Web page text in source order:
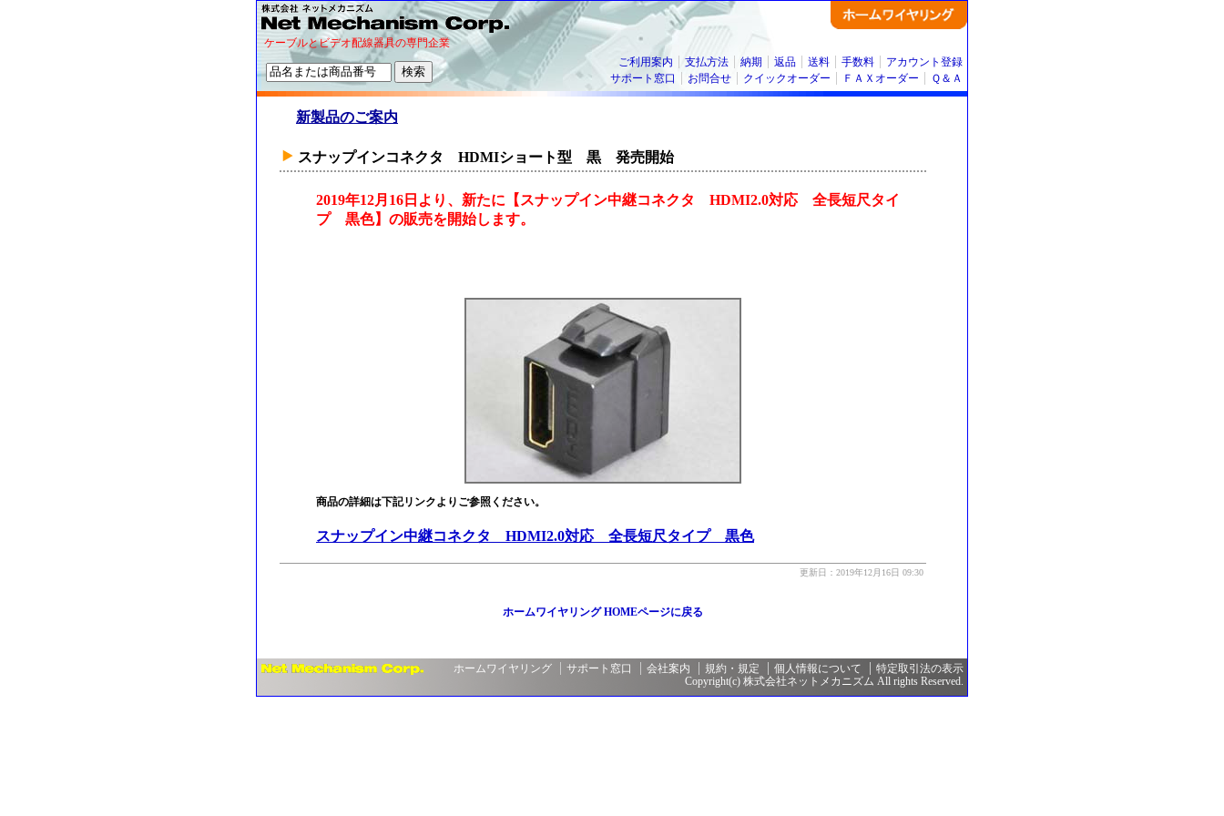
ケーブルとビデオ配線器具の専門企業
ご利用案内
支払方法 納期 返品 送料 手数料
アカウント登録
サポート窓口
お問合せ クイックオーダー ＦＡＸオーダー Ｑ＆Ａ
新製品のご案内
スナップインコネクタ HDMIショート型 黒 発売開始
2019年12月16日より、新たに【スナップイン中継コネクタ HDMI2.0対応 全長短尺タイ
プ 黒色】の販売を開始します。
商品の詳細は下記リンクよりご参照ください。
スナップイン中継コネクタ HDMI2.0対応 全長短尺タイプ 黒色
更新日：2019年12月16日 09:30
ホームワイヤリング HOMEページに戻る
ホームワイヤリング サポート窓口 会社案内 規約・規定 個人情報について
特定取引法の表示
Copyright(c) 株式会社ネットメカニズム All rights Reserved.